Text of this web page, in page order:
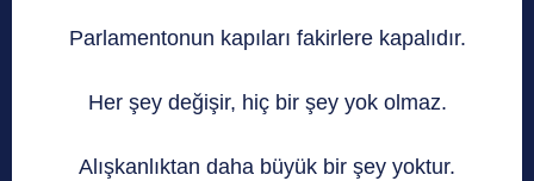
Parlamentonun kapıları fakirlere kapalıdır.
Her şey değişir, hiç bir şey yok olmaz.
Alışkanlıktan daha büyük bir şey yoktur.